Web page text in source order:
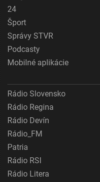
24
Šport
Správy STVR
Podcasty
Mobilné aplikácie
Rádio Slovensko
Rádio Regina
Rádio Devín
Rádio_FM
Patria
Rádio RSI
Rádio Litera